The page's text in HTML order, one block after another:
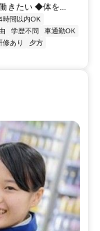
きたい ◆体を...
時間以内OK
学歴不問
車通勤OK
修あり
夕方